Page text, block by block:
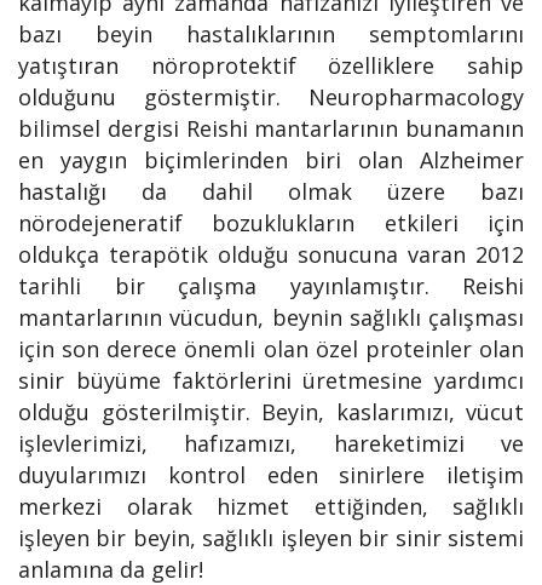
bazı beyin hastalıklarının semptomlarını
yatıştıran nöroprotektif özelliklere sahip
olduğunu göstermiştir. Neuropharmacology
bilimsel dergisi Reishi mantarlarının bunamanın
en yaygın biçimlerinden biri olan Alzheimer
hastalığı da dahil olmak üzere bazı
nörodejeneratif bozuklukların etkileri için
oldukça terapötik olduğu sonucuna varan 2012
tarihli bir çalışma yayınlamıştır. Reishi
mantarlarının vücudun, beynin sağlıklı çalışması
için son derece önemli olan özel proteinler olan
sinir büyüme faktörlerini üretmesine yardımcı
olduğu gösterilmiştir. Beyin, kaslarımızı, vücut
işlevlerimizi, hafızamızı, hareketimizi ve
duyularımızı kontrol eden sinirlere iletişim
merkezi olarak hizmet ettiğinden, sağlıklı
işleyen bir beyin, sağlıklı işleyen bir sinir sistemi
anlamına da gelir!